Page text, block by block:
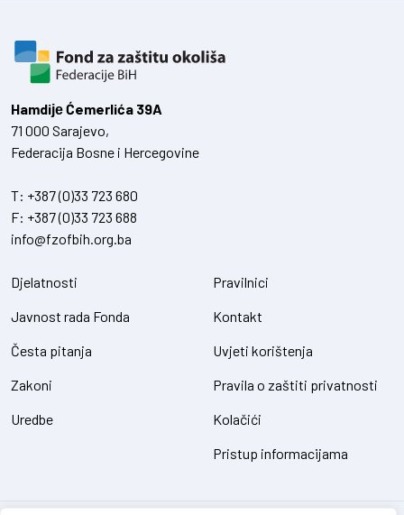
Hamdiје Ćemerlića 39A
71 000 Sarajevo,
Federacija Bosne i Hercegovine
T: +387 (0)33 723 680
F: +387 (0)33 723 688
info@fzofbih.org.ba
Djelatnosti
Javnost rada Fonda
Česta pitanja
Zakoni
Uredbe
Pravilnici
Kontakt
Uvjeti korištenja
Pravila o zaštiti privatnosti
Kolačići
Pristup informacijama